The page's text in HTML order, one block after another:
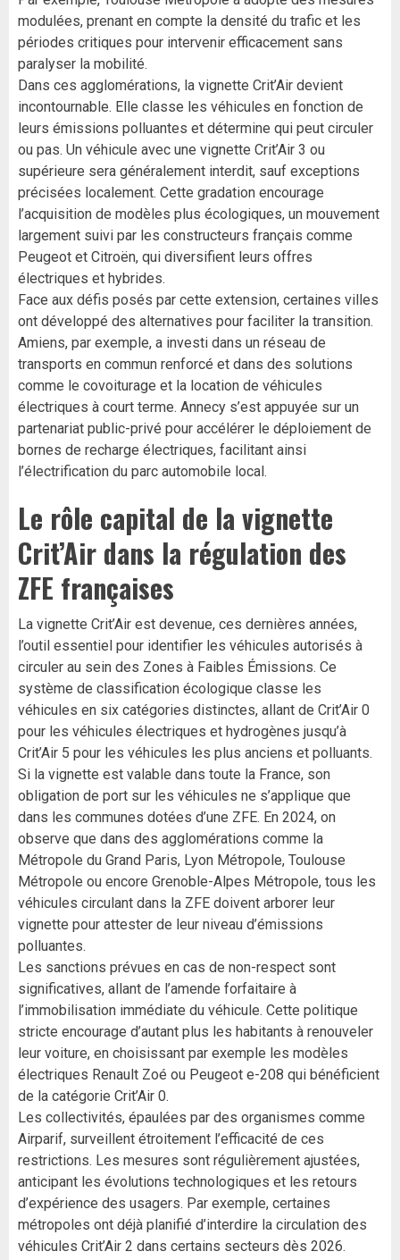
modulées, prenant en compte la densité du trafic et les
périodes critiques pour intervenir efficacement sans
paralyser la mobilité.
Dans ces agglomérations, la vignette Crit’Air devient
incontournable. Elle classe les véhicules en fonction de
leurs émissions polluantes et détermine qui peut circuler
ou pas. Un véhicule avec une vignette Crit’Air 3 ou
supérieure sera généralement interdit, sauf exceptions
précisées localement. Cette gradation encourage
l’acquisition de modèles plus écologiques, un mouvement
largement suivi par les constructeurs français comme
Peugeot et Citroën, qui diversifient leurs offres
électriques et hybrides.
Face aux défis posés par cette extension, certaines villes
ont développé des alternatives pour faciliter la transition.
Amiens, par exemple, a investi dans un réseau de
transports en commun renforcé et dans des solutions
comme le covoiturage et la location de véhicules
électriques à court terme. Annecy s’est appuyée sur un
partenariat public-privé pour accélérer le déploiement de
bornes de recharge électriques, facilitant ainsi
l’électrification du parc automobile local.
Le rôle capital de la vignette
Crit’Air dans la régulation des
ZFE françaises
La vignette Crit’Air est devenue, ces dernières années,
l’outil essentiel pour identifier les véhicules autorisés à
circuler au sein des Zones à Faibles Émissions. Ce
système de classification écologique classe les
véhicules en six catégories distinctes, allant de Crit’Air 0
pour les véhicules électriques et hydrogènes jusqu’à
Crit’Air 5 pour les véhicules les plus anciens et polluants.
Si la vignette est valable dans toute la France, son
obligation de port sur les véhicules ne s’applique que
dans les communes dotées d’une ZFE. En 2024, on
observe que dans des agglomérations comme la
Métropole du Grand Paris, Lyon Métropole, Toulouse
Métropole ou encore Grenoble-Alpes Métropole, tous les
véhicules circulant dans la ZFE doivent arborer leur
vignette pour attester de leur niveau d’émissions
polluantes.
Les sanctions prévues en cas de non-respect sont
significatives, allant de l’amende forfaitaire à
l’immobilisation immédiate du véhicule. Cette politique
stricte encourage d’autant plus les habitants à renouveler
leur voiture, en choisissant par exemple les modèles
électriques Renault Zoé ou Peugeot e-208 qui bénéficient
de la catégorie Crit’Air 0.
Les collectivités, épaulées par des organismes comme
Airparif, surveillent étroitement l’efficacité de ces
restrictions. Les mesures sont régulièrement ajustées,
anticipant les évolutions technologiques et les retours
d’expérience des usagers. Par exemple, certaines
métropoles ont déjà planifié d’interdire la circulation des
véhicules Crit’Air 2 dans certains secteurs dès 2026.